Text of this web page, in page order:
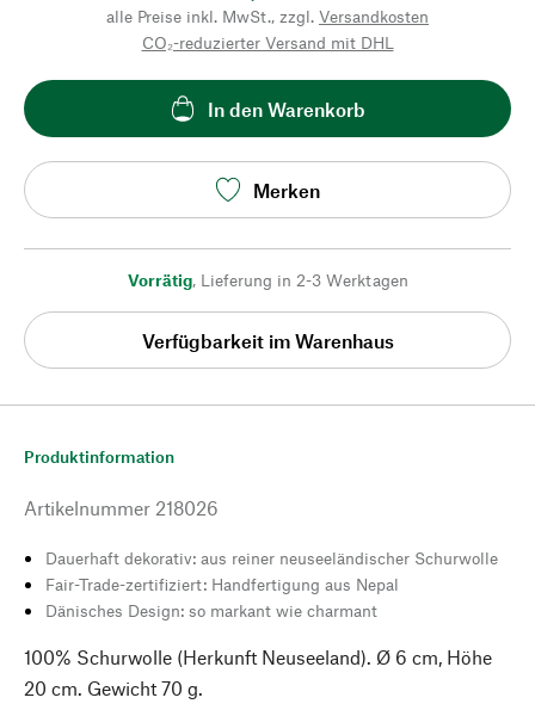
alle Preise inkl. MwSt., zzgl. Versandkosten
CO₂-reduzierter Versand mit DHL
In den Warenkorb
Merken
Vorrätig, Lieferung in 2-3 Werktagen
Verfügbarkeit im Warenhaus
Produktinformation
Artikelnummer 218026
Dauerhaft dekorativ: aus reiner neuseeländischer Schurwolle
Fair-Trade-zertifiziert: Handfertigung aus Nepal
Dänisches Design: so markant wie charmant
100% Schurwolle (Herkunft Neuseeland). Ø 6 cm, Höhe
20 cm. Gewicht 70 g.